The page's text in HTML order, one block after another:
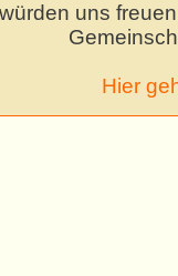
uns
Hier